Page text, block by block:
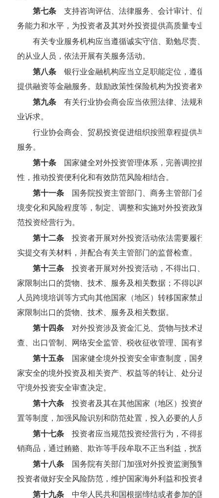
第七条 支持咨询评估、法律服务、会计审计、信用
务能力和水平，为投资者及其对外投资提供高质量专业服
有关专业服务机构应当遵循诚实守信、勤勉尽责、独
的从业人员，依法开展有关服务活动。
第八条 银行业金融机构应当立足职能定位，遵循市
提供融资等金融服务。鼓励政策性保险机构为投资者对外
第九条 有关行业协会商会应当依照法律、法规和章
业诉求。
行业协会商会、贸易投资促进组织按照章程提供与对
服务。
第十条 国家健全对外投资管理体系，完善调控措施
性，推动投资便利化和有效防范风险相结合。
第十一条 国务院投资主管部门、商务主管部门会同
境变化和风险程度等，制定、调整和实施对外投资政策，
范投资经营行为。
第十二条 投资者开展对外投资活动依法需要履行核
实提交有关材料，并配合有关主管部门的监督检查。
第十三条 投资者开展对外投资活动，不得出口、使
家限制出口的货物、技术、服务及相关数据；不得以跨境
人员跨境培训等方式向其他国家（地区）转移国家禁止
家限制出口的货物、技术、服务及相关数据。
第十四条 对外投资涉及资金汇兑、货物与技术进出
查、出口管制、网络安全监管、税收征收管理、国有资产
第十五条 国家健全境外投资安全审查制度，国务院
家安全的境外投资及相关资产、权益等的转让、处分进行
守境外投资安全审查决定。
第十六条 投资者及其在其他国家（地区）投资的企
置等制度，加强风险识别和防范处置，投入必要的人员、
第十七条 投资者应当规范投资经营行为，不得损害
销商品，通过贿赂、欺诈等手段牟取不正当利益，扰乱对
第十八条 国务院有关部门加强对外投资监测预警和
投资者做好安全风险防范，维护国家海外利益和投资者合
第十九条 中华人民共和国根据缔结或者参加的国际